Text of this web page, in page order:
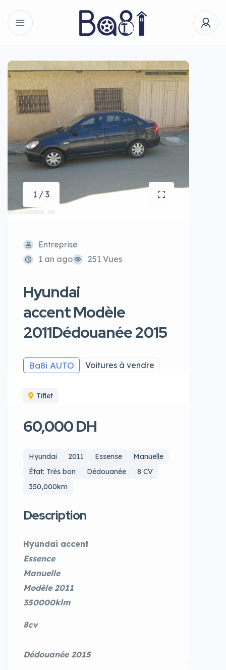
1 / 3
Entreprise
1 an ago
251 Vues
Hyundai
accent Modèle
2011Dédouanée 2015
Ba8i AUTO Voitures à vendre
Tiflet
60,000 DH
Hyundai 2011 Essense
Manuelle
État: Très bon
Dédouanée
8 CV
350,000km
Description
Hyundai accent
Essence
Manuelle
Modèle 2011
350000klm
8cv
Dédouanée 2015